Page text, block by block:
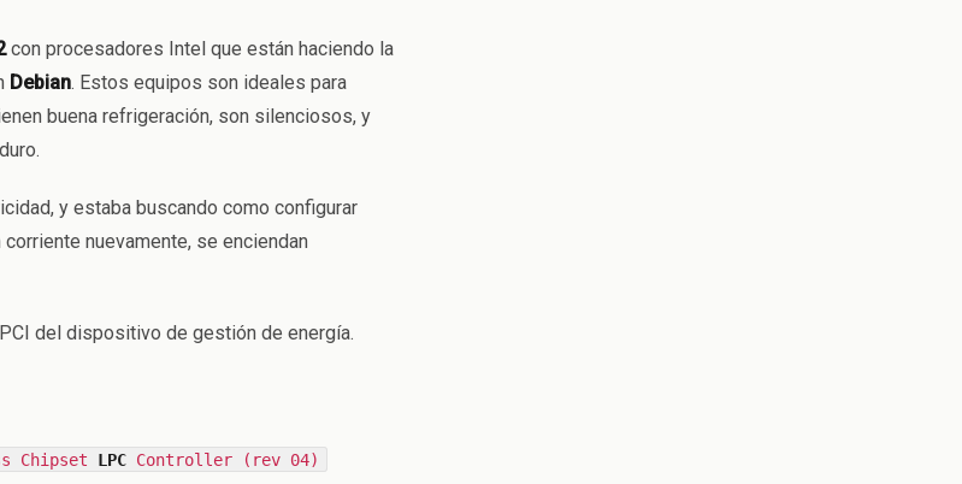
con procesadores Intel que están haciendo la
Debian. Estos equipos son ideales para
buena refrigeración, son silenciosos, y
y estaba buscando como configurar
nuevamente, se enciendan
del dispositivo de gestión de energía.
Chipset LPC Controller (rev 04)